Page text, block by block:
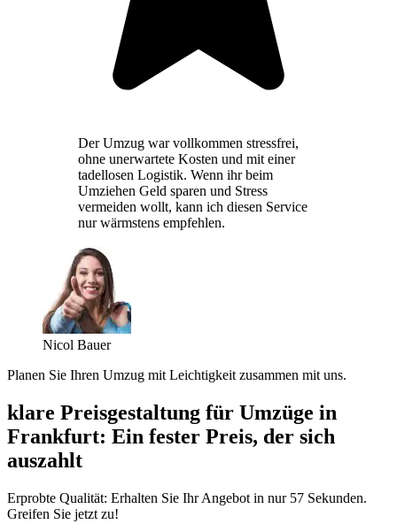
Der Umzug war vollkommen stressfrei,
ohne unerwartete Kosten und mit einer
tadellosen Logistik. Wenn ihr beim
Umziehen Geld sparen und Stress
vermeiden wollt, kann ich diesen Service
nur wärmstens empfehlen.
Nicol Bauer
Planen Sie Ihren Umzug mit Leichtigkeit zusammen mit uns.
klare Preisgestaltung für Umzüge in
Frankfurt: Ein fester Preis, der sich
auszahlt
Erprobte Qualität: Erhalten Sie Ihr Angebot in nur 57 Sekunden.
Greifen Sie jetzt zu!